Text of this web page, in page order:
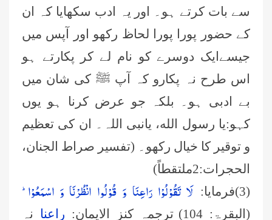
سے بات کرتے ہو۔ اور یہ ادب سکھایا کہ ان
کے حضور پورا پورا لحاظ رکھو اور آپس میں
جیسےایک دوسرے کو نام لے کر پکارتے ہو
اس طرح نہ پکارو کہ آپ ﷺ کی شان میں
بے ادبی ہو۔ بلکہ جو عرض کرنا ہو یوں
کہو:یا رسول الله، یانبی اللہ۔ ان کی تعظیم
و توقیر کا خیال رکھو۔ (تفسیر صراط الجنان،
الحجرات:2ملتقطاً)
(3)فرمایا:
لَا تَقُوْلُوْا رَاعِنَا وَ قُوْلُوا انْظُرْنَا وَ اسْمَعُوْاؕ-
(البقرۃ: 104) ترجمہ کنز الایمان: راعنا نہ